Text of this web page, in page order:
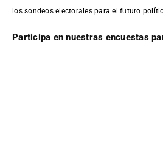
los sondeos electorales para el futuro
Participa en nuestras encuestas